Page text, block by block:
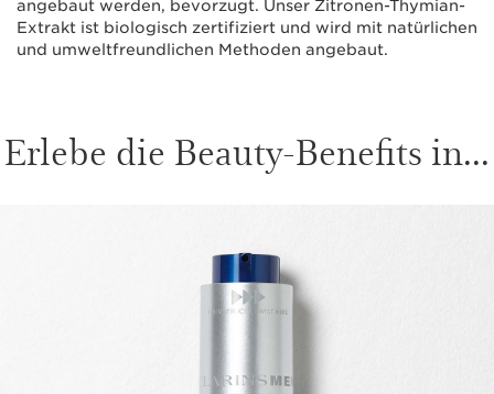
angebaut werden, bevorzugt. Unser Zitronen-Thymian-
Extrakt ist biologisch zertifiziert und wird mit natürlichen
und umweltfreundlichen Methoden angebaut.
Erlebe die Beauty-Benefits in...